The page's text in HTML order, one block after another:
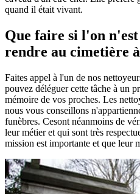
quand il était vivant.
Que faire si l'on n'est
rendre au cimetière
Faites appel à l'un de nos
pouvez déléguer cette tâche à un
mémoire de vos proches. Les
nous vous conseillons
funèbres. Cesont néanmoins de
leur métier et qui sont très
mission est importante et que leur